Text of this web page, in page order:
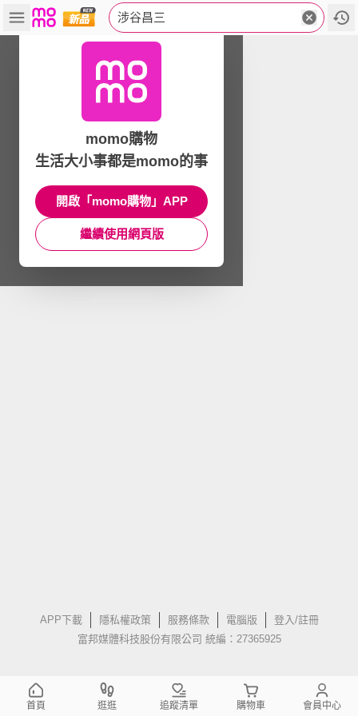
涉谷昌三
APP下載 隱私權政策 服務條款 電腦版
登入/註冊
富邦媒體科技股份有限公司 統編：27365925
momo購物
生活大小事都是momo的事
開啟「momo購物」APP
繼續使用網頁版
首頁 逛逛 追蹤清單 購物車 會員中心